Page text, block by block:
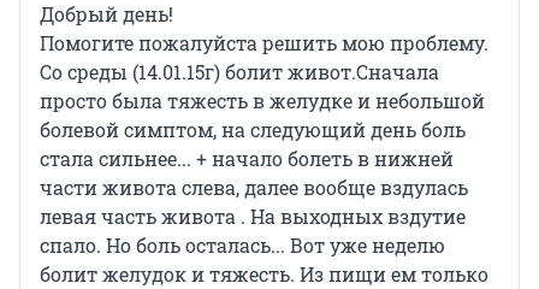
Добрый день!
Помогите пожалуйста решить мою проблему.
Со среды (14.01.15г) болит живот.Сначала
просто была тяжесть в желудке и небольшой
болевой симптом, на следующий день боль
стала сильнее... + начало болеть в нижней
части живота слева, далее вообще вздулась
левая часть живота . На выходных вздутие
спало. Но боль осталась... Вот уже неделю
болит желудок и тяжесть. Из пищи ем только